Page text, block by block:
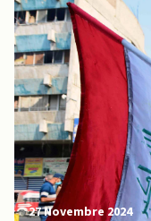
27 Novembre 2024